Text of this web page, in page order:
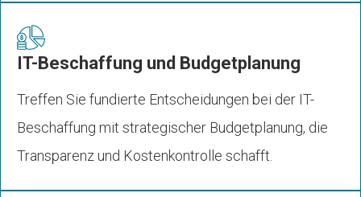
IT-Beschaffung und Budgetplanung
Treffen Sie fundierte Entscheidungen bei der IT-
Beschaffung mit strategischer Budgetplanung, die
Transparenz und Kostenkontrolle schafft.